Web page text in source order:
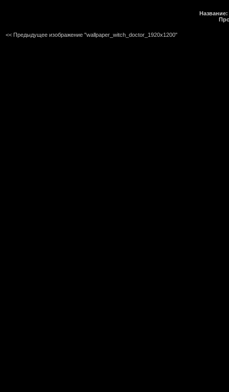
Название:
<< Предыдущее изображение "wallpaper_witch_doctor_1920x1200"